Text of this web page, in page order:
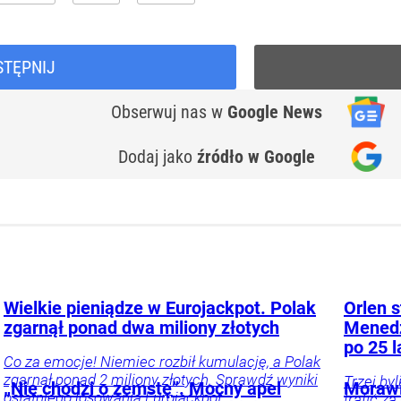
Obserwuj nas w Google News
Dodaj jako źródło w Google
Wielkie pieniądze w Eurojackpot. Polak
zgarnął ponad dwa miliony złotych
Co za emocje! Niemiec rozbił kumulację, a Polak
zgarnął ponad 2 miliony złotych. Sprawdź wyniki
Orlen
po 25
Trzej
„Nie chodzi o zemstę”. Mocny apel